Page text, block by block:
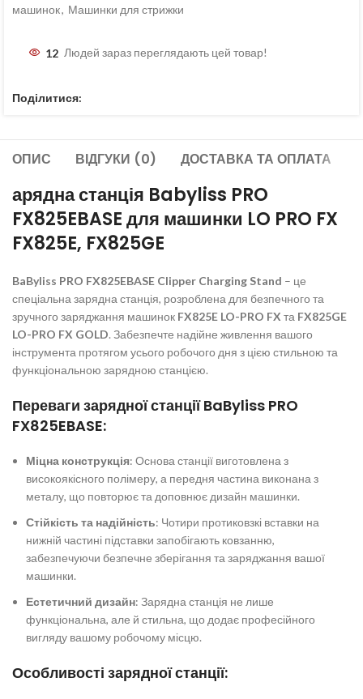
машинок, Машинки для стрижки
12 Людей зараз переглядають цей товар!
Поділитися:
ОПИС ВІДГУКИ (0) ДОСТАВКА ТА ОПЛАТА
арядна станція Babyliss PRO
FX825EBASE для машинки LO PRO FX
FX825E, FX825GE
BaByliss PRO FX825EBASE Clipper Charging Stand – це
спеціальна зарядна станція, розроблена для безпечного та
зручного заряджання машинок FX825E LO-PRO FX та FX825GE
LO-PRO FX GOLD. Забезпечте надійне живлення вашого
інструмента протягом усього робочого дня з цією стильною та
функціональною зарядною станцією.
Переваги зарядної станції BaByliss PRO
FX825EBASE:
Міцна конструкція: Основа станції виготовлена з
високоякісного полімеру, а передня частина виконана з
металу, що повторює та доповнює дизайн машинки.
Стійкість та надійність: Чотири протиковзкі вставки на
нижній частині підставки запобігають ковзанню,
забезпечуючи безпечне зберігання та заряджання вашої
машинки.
Естетичний дизайн: Зарядна станція не лише
функціональна, але й стильна, що додає професійного
вигляду вашому робочому місцю.
Особливості зарядної станції: